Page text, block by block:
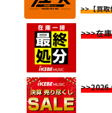
>>【買取
>>>在